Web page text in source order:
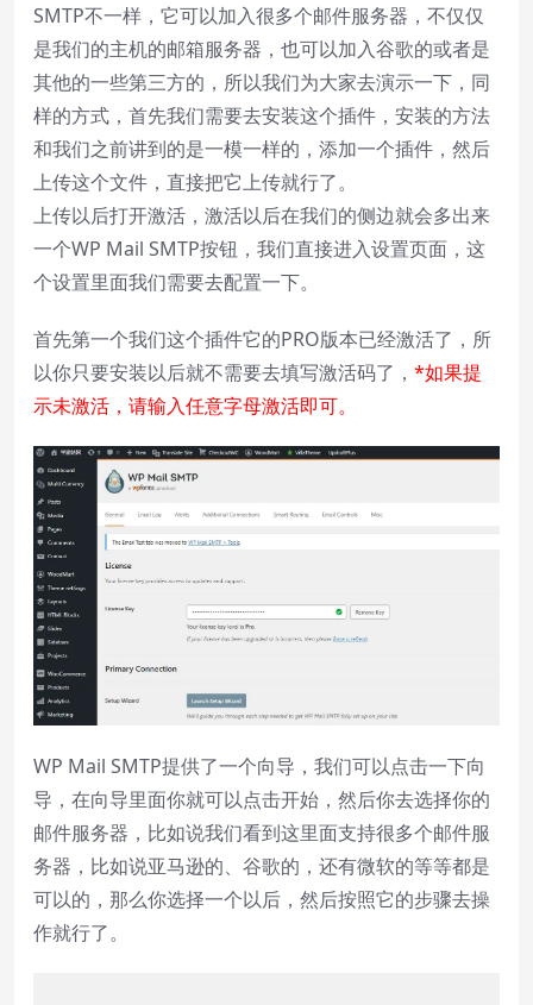
Playback Rate
Chapters
Chapters
Descriptions
descriptions off, selected
Subtitles
subtitles settings, opens subtitles
settings dialog
subtitles off , selected
Audio Track
This is a modal window.
Beginning of dialog window. Escape will
cancel and close the window.
Color
Transparency
Background
Color
Transparency
Window
Color
Transparency
Font Size
SMTP不一样，它可以加入很多个邮件服务器，不仅仅
是我们的主机的邮箱服务器，也可以加入谷歌的或者是
其他的一些第三方的，所以我们为大家去演示一下，同
样的方式，首先我们需要去安装这个插件，安装的方法
和我们之前讲到的是一模一样的，添加一个插件，然后
上传这个文件，直接把它上传就行了。
上传以后打开激活，激活以后在我们的侧边就会多出来
一个WP Mail SMTP按钮，我们直接进入设置页面，这
个设置里面我们需要去配置一下。
首先第一个我们这个插件它的PRO版本已经激活了，所
以你只要安装以后就不需要去填写激活码了， *如果提
示未激活，请输入任意字母激活即可。
WP Mail SMTP提供了一个向导，我们可以点击一下向
导，在向导里面你就可以点击开始，然后你去选择你的
邮件服务器，比如说我们看到这里面支持很多个邮件服
务器，比如说亚马逊的、谷歌的，还有微软的等等都是
可以的，那么你选择一个以后，然后按照它的步骤去操
作就行了。